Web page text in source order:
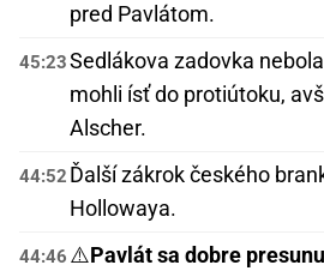
pred Pavlátom.
45:23Sedlákova zadovka
mohli ísť do protiútoku,
Alscher.
44:52 Ďalší zákrok českého
Hollowaya.
44:46 ⚠️Pavlát sa dobre